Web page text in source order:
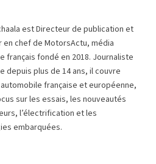
est Directeur de publication et
en chef de MotorsActu, média
français fondé en 2018. Journaliste
depuis plus de 14 ans, il couvre
française et européenne,
sur les essais, les nouveautés
l’électrification et les
embarquées.